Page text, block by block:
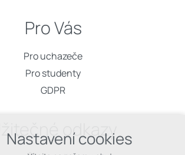
Pro Vás
Pro uchazeče
Pro studenty
GDPR
Užitečné odkazy
Nastavení cookies